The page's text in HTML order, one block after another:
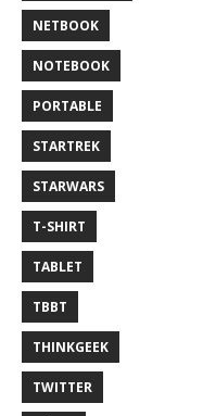
NETBOOK
NOTEBOOK
PORTABLE
STARTREK
STARWARS
T-SHIRT
TABLET
TBBT
THINKGEEK
TWITTER